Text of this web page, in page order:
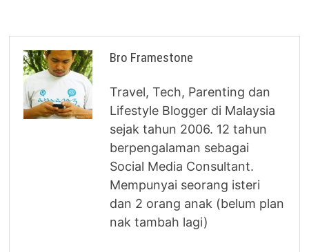
Bro Framestone
Travel, Tech, Parenting dan
Lifestyle Blogger di Malaysia
sejak tahun 2006. 12 tahun
berpengalaman sebagai
Social Media Consultant.
Mempunyai seorang isteri
dan 2 orang anak (belum plan
nak tambah lagi)